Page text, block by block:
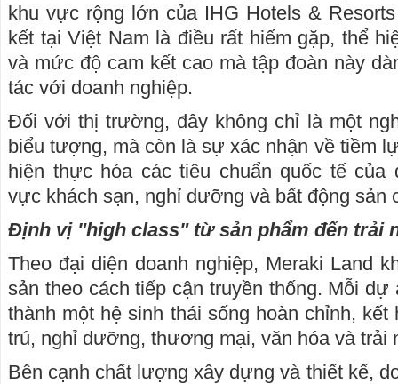
khu vực rộng lớn của IHG Hotels &
kết tại Việt Nam là điều rất hiếm gặp, thể
và mức độ cam kết cao mà tập đoàn này
tác với doanh nghiệp.
Đối với thị trường, đây không chỉ là một
biểu tượng, mà còn là sự xác nhận về tiềm
hiện thực hóa các tiêu chuẩn quốc tế của
vực khách sạn, nghỉ dưỡng và bất động sản
Định vị "high class" từ sản phẩm đến trải
Theo đại diện doanh nghiệp, Meraki Land
sản theo cách tiếp cận truyền thống. Mỗi
thành một hệ sinh thái sống hoàn chỉnh,
trú, nghỉ dưỡng, thương mại, văn hóa và trải
Bên cạnh chất lượng xây dựng và thiết kế,